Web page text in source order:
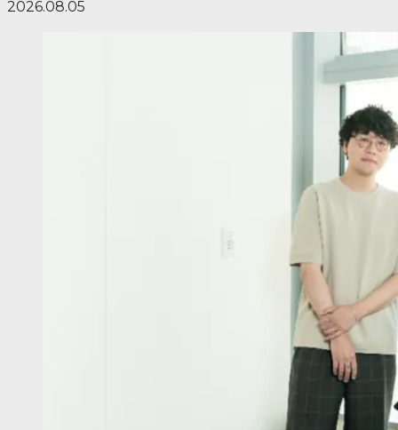
2026.08.05